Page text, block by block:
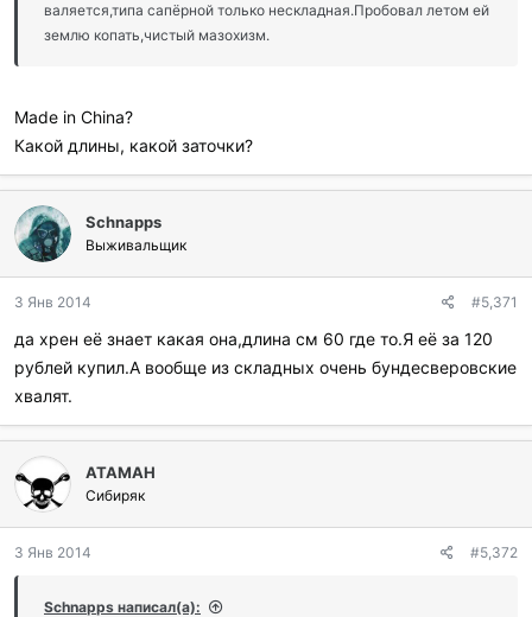
валяется,типа сапёрной только нескладная.Пробовал летом ей
землю копать,чистый мазохизм.
Made in China?
Какой длины, какой заточки?
Schnapps
Выживальщик
3 Янв 2014 #5,371
да хрен её знает какая она,длина см 60 где то.Я её за 120
рублей купил.А вообще из складных очень бундесверовские
хвалят.
ATAMAH
Сибиряк
3 Янв 2014 #5,372
Schnapps написал(а):